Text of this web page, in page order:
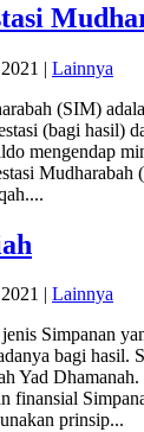
| Lainnya
(SIM)
(bagi hasil)
mengendap
Mudharabah
| Lainnya
Simpanan
bagi hasil.
Yad
finansial
prinsip...